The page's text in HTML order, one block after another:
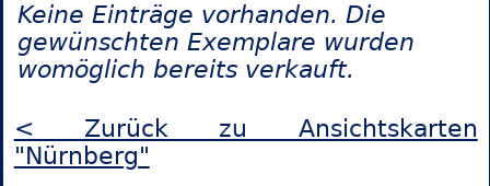
Keine Einträge vorhanden. Die
gewünschten Exemplare wurden
womöglich bereits verkauft.
< Zurück zu Ansichtskarten
"Nürnberg"